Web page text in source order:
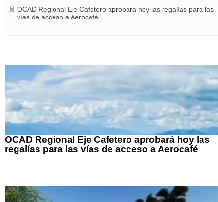
OCAD Regional Eje Cafetero aprobará hoy las regalías para las
vías de acceso a Aerocafé
OCAD Regional Eje Cafetero aprobará hoy las
regalías para las vías de acceso a Aerocafé